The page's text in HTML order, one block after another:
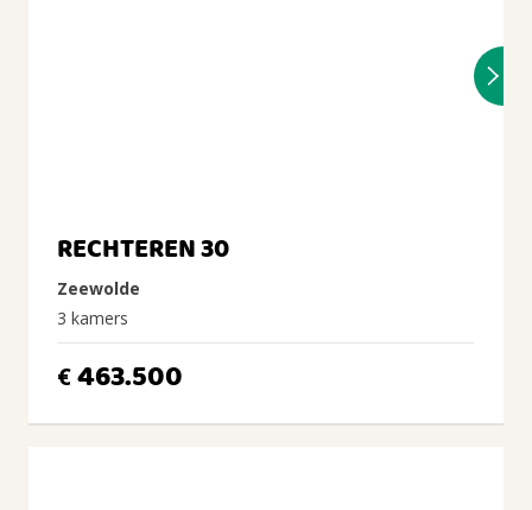
RECHTEREN 30
Zeewolde
3 kamers
€463.500